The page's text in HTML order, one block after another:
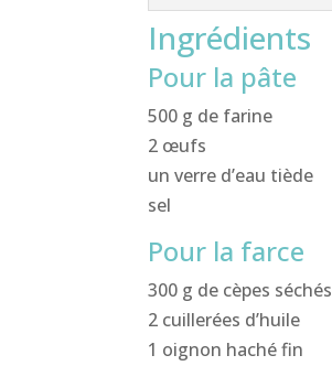
Ingrédients
Pour la pâte
500 g de farine
2 œufs
un verre d’eau tiède
sel
Pour la farce
300 g de cèpes séchés
2 cuillerées d’huile
1 oignon haché fin